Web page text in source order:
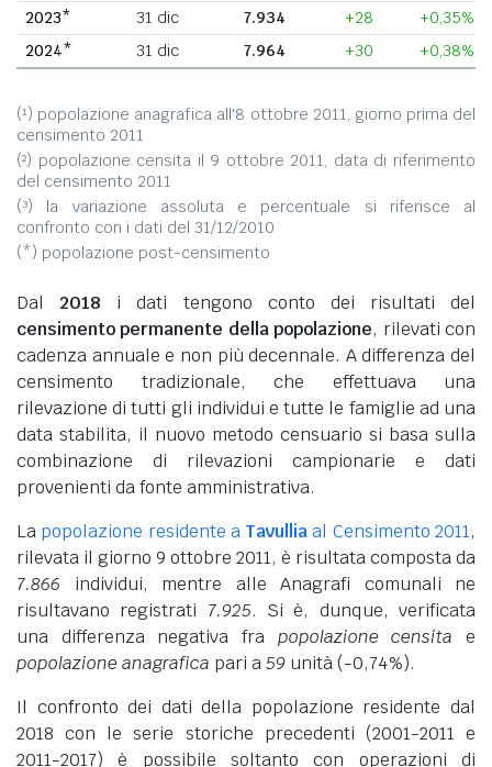
2023*
31 dic 7.934 +28
+0,35%
2024*
31 dic 7.964 +30 +0,38%
(¹) popolazione anagrafica all'8 ottobre 2011, giorno prima del
censimento 2011
(²) popolazione censita il 9 ottobre 2011, data di riferimento
del censimento 2011
(³) la variazione assoluta e percentuale si riferisce al
confronto con i dati del 31/12/2010
(*) popolazione post-censimento
Dal 2018 i dati tengono conto dei risultati del
censimento permanente della popolazione, rilevati con
cadenza annuale e non più decennale. A differenza del
censimento tradizionale, che effettuava una
rilevazione di tutti gli individui e tutte le famiglie ad una
data stabilita, il nuovo metodo censuario si basa sulla
combinazione di rilevazioni campionarie e dati
provenienti da fonte amministrativa.
La popolazione residente a Tavulliaal Censimento 2011,
rilevata il giorno 9 ottobre 2011, è risultata composta da
7.866 individui, mentre alle Anagrafi comunali ne
risultavano registrati 7.925. Si è, dunque, verificata
una differenza negativa fra popolazione censita e
popolazione anagrafica pari a59 unità (-0,74%).
Il confronto dei dati della popolazione residente dal
2018 con le serie storiche precedenti (2001-2011 e
2011-2017) è possibile soltanto con operazioni di